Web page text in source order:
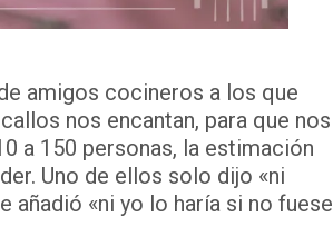
amigos cocineros a los que
nos encantan, para que nos
a 150 personas, la estimación
Uno de ellos solo dijo «ni
«ni yo lo haría si no fuese